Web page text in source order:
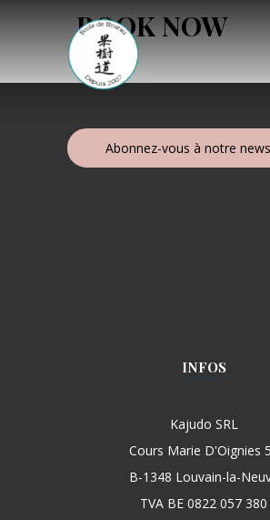
BOOK NOW
Abonnez-vous à notre
INFOS
Kajudo SRL
Cours Marie D'Oignies
B-1348 Louvain-la-
TVA BE 0822 057 380